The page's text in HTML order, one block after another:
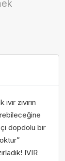
zıvırın
İçi dopdolu bir
IVIR